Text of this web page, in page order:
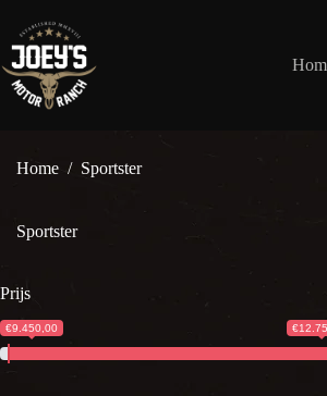
naar
de
inhoud
Home / Sportster
Sportster
Prijs
€9.450,00